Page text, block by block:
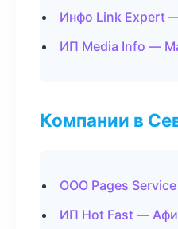
Инфо Link Expert
ИП Media Info —
Компании в
ООО Pages
ИП Hot Fast —